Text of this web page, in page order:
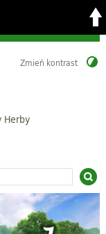
Zmień kontrast
Herby